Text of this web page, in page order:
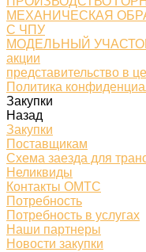
МЕХАНИЧЕСКАЯ
С ЧПУ
МОДЕЛЬНЫЙ
акции
представительство в
Политика
Закупки
Назад
Закупки
Поставщикам
Схема заезда для
Неликвиды
Контакты ОМТС
Потребность
Потребность в услугах
Наши партнеры
Новости закупки